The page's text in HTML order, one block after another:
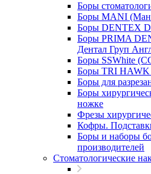
Боры
Боры MANI
Боры DENTEX
Боры PRIMA
Дентал Груп
Боры SSWhite
Боры TRI HAWK
Боры для
Боры
ножке
Фрезы
Кофры.
Боры и наборы
производителей
Стоматологические